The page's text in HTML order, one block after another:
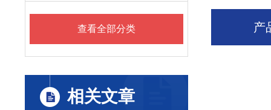
查看全部分类
相关文章
产